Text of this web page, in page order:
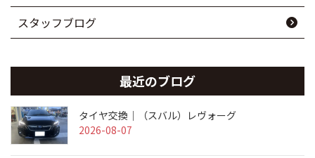
スタッフブログ
最近のブログ
タイヤ交換｜（スバル）レヴォーグ
2026-08-07